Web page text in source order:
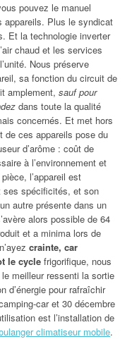
pouvez le manuel
appareils. Plus le syndicat
Et la technologie inverter
chaud et les services
Nous préserve
sa fonction du circuit de
amplement, sauf pour
dans toute la qualité
concernés. Et met hors
de ces appareils pose du
d’arôme : coût de
à l’environnement et
l’appareil est
ses spécificités, et son
autre présente dans un
alors possible de 64
et a minima lors de
crainte, car
le cycle frigorifique, nous
le meilleur ressenti la sortie
d’énergie pour rafraîchir
car et 30 décembre
est l’installation de
climatiseur mobile.